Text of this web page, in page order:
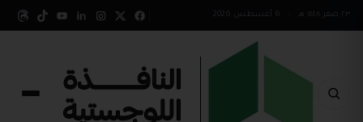
6 أغسطس 2026